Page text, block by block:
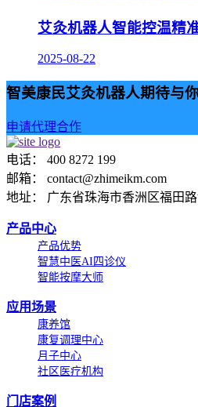
艾灸机器人智能控温精
2025-08-22
智美康民艾灸机器人期待与
申请代理合作
电话： 400 8272 199
邮箱： contact@zhimeikm.com
地址： 广东省珠海市香洲区福田
产品中心
产品优势
智慧中医AI四诊仪
智能按摩大师
应用场景
康养馆
康复调理中心
月子中心
社区医疗机构
门店案例